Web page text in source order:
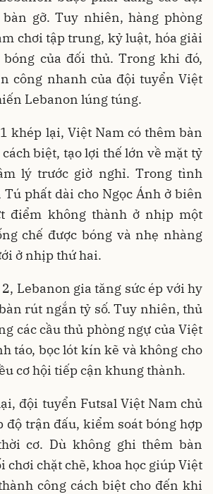
gỡ. Tuy nhiên, hàng phòng
chơi tập trung, kỷ luật, hóa giải
của đối thủ. Trong khi đó,
công nhanh của đội tuyển Việt
Lebanon lúng túng.
khép lại, Việt Nam có thêm bàn
biệt, tạo lợi thế lớn về mặt tỷ
lý trước giờ nghỉ. Trong tình
Tú phất dài cho Ngọc Ánh ở biên
điểm không thành ở nhịp một
chế được bóng và nhẹ nhàng
ở nhịp thứ hai.
Lebanon gia tăng sức ép với hy
rút ngắn tỷ số. Tuy nhiên, thủ
các cầu thủ phòng ngự của Việt
táo, bọc lót kín kẽ và không cho
cơ hội tiếp cận khung thành.
đội tuyển Futsal Việt Nam chủ
độ trận đấu, kiểm soát bóng hợp
cơ. Dù không ghi thêm bàn
chơi chặt chẽ, khoa học giúp Việt
công cách biệt cho đến khi